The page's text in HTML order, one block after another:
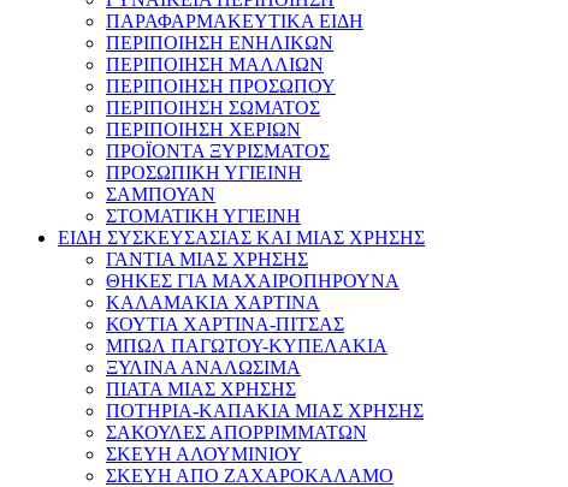
ΠΑΡΑΦΑΡΜΑΚΕΥΤΙΚΑ ΕΙΔΗ
ΠΕΡΙΠΟΙΗΣΗ ΕΝΗΛΙΚΩΝ
ΠΕΡΙΠΟΙΗΣΗ ΜΑΛΛΙΩΝ
ΠΕΡΙΠΟΙΗΣΗ ΠΡΟΣΩΠΟΥ
ΠΕΡΙΠΟΙΗΣΗ ΣΩΜΑΤΟΣ
ΠΕΡΙΠΟΙΗΣΗ ΧΕΡΙΩΝ
ΠΡΟΪΟΝΤΑ ΞΥΡΙΣΜΑΤΟΣ
ΠΡΟΣΩΠΙΚΗ ΥΓΙΕΙΝΗ
ΣΑΜΠΟΥΑΝ
ΣΤΟΜΑΤΙΚΗ ΥΓΙΕΙΝΗ
ΕΙΔΗ ΣΥΣΚΕΥΣΑΣΙΑΣ ΚΑΙ ΜΙΑΣ ΧΡΗΣΗΣ
ΓΑΝΤΙΑ ΜΙΑΣ ΧΡΗΣΗΣ
ΘΗΚΕΣ ΓΙΑ ΜΑΧΑΙΡΟΠΗΡΟΥΝΑ
ΚΑΛΑΜΑΚΙΑ ΧΑΡΤΙΝΑ
ΚΟΥΤΙΑ ΧΑΡΤΙΝΑ-ΠΙΤΣΑΣ
ΜΠΩΛ ΠΑΓΩΤΟΥ-ΚΥΠΕΛΑΚΙΑ
ΞΥΛΙΝΑ ΑΝΑΛΩΣΙΜΑ
ΠΙΑΤΑ ΜΙΑΣ ΧΡΗΣΗΣ
ΠΟΤΗΡΙΑ-ΚΑΠΑΚΙΑ ΜΙΑΣ ΧΡΗΣΗΣ
ΣΑΚΟΥΛΕΣ ΑΠΟΡΡΙΜΜΑΤΩΝ
ΣΚΕΥΗ ΑΛΟΥΜΙΝΙΟΥ
ΣΚΕΥΗ ΑΠΟ ΖΑΧΑΡΟΚΑΛΑΜΟ